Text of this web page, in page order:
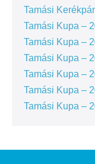
Tamási
Tamási Kupa –
Tamási Kupa –
Tamási Kupa –
Tamási Kupa –
Tamási Kupa –
Tamási Kupa –